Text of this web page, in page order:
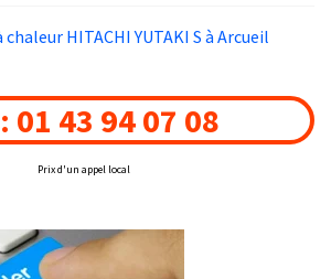
HITACHI YUTAKI S à Arcueil
01 43 94 07 08
Prix d'un appel local